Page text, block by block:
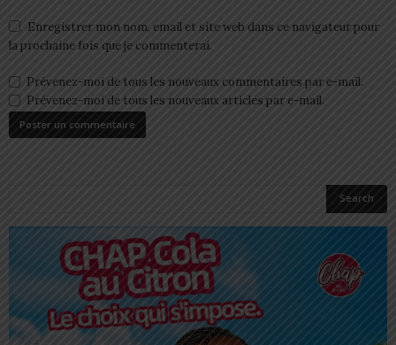
Enregistrer mon nom, email et site web dans ce navigateur pour
la prochaine fois que je commenterai.
Prévenez-moi de tous les nouveaux commentaires par e-mail.
Prévenez-moi de tous les nouveaux articles par e-mail.